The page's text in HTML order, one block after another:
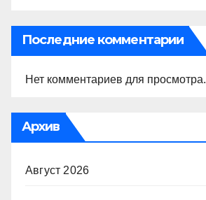
Последние комментарии
Нет комментариев для просмотра.
Архив
Август 2026